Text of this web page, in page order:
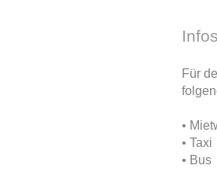
Für
•
• Taxi
• Bus